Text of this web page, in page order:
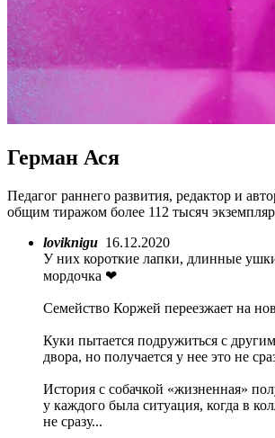
Герман Ася
Педагог раннего развития, редактор и
общим тиражом более 112 тысяч
loviknigu 16.12.2020
У них короткие лапки, длинные
мордочка ❤
Семейство Коржей переезжает на
Куки пытается подружиться с
двора, но получается у нее это не
История с собачкой «жизненная»
у каждого была ситуация, когда в
не сразу...